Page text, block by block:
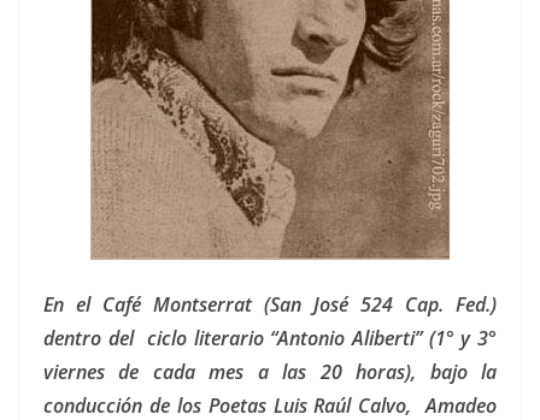
En el Café Montserrat (San José 524 Cap. Fed.)
dentro del ciclo literario “Antonio Aliberti” (1° y 3°
viernes de cada mes a las 20 horas), bajo la
conducción de los Poetas Luis Raúl Calvo, Amadeo